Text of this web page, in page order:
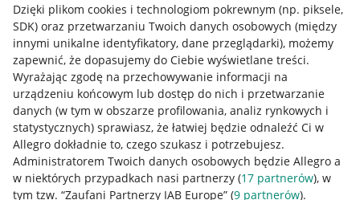
Dzięki plikom cookies i technologiom pokrewnym (np. piksele,
SDK) oraz przetwarzaniu Twoich danych osobowych (między
innymi unikalne identyfikatory, dane przeglądarki), możemy
zapewnić, że dopasujemy do Ciebie wyświetlane treści.
Wyrażając zgodę na przechowywanie informacji na
urządzeniu końcowym lub dostęp do nich i przetwarzanie
danych (w tym w obszarze profilowania, analiz rynkowych i
statystycznych) sprawiasz, że łatwiej będzie odnaleźć Ci w
Allegro dokładnie to, czego szukasz i potrzebujesz.
Administratorem Twoich danych osobowych będzie Allegro a
w niektórych przypadkach nasi partnerzy (17 partnerów), w
tym tzw. “Zaufani Partnerzy IAB Europe” (9 partnerów).
Przydatne informacje
Jak to działa